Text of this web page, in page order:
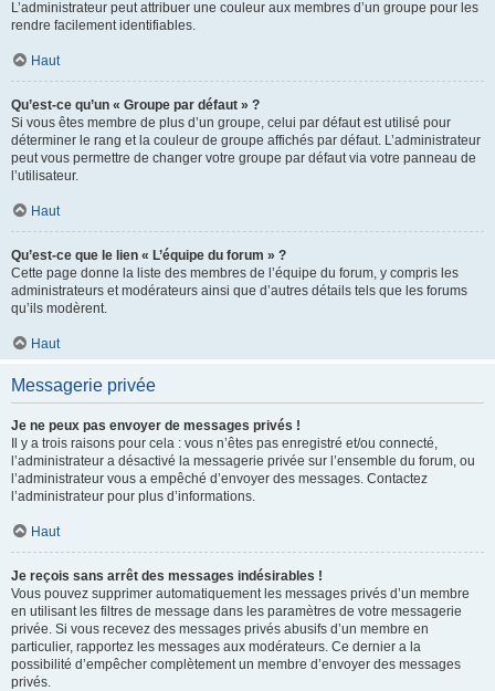
L’administrateur peut attribuer une couleur aux membres d’un groupe pour les
rendre facilement identifiables.
Haut
Qu’est-ce qu’un « Groupe par défaut » ?
Si vous êtes membre de plus d’un groupe, celui par défaut est utilisé pour
déterminer le rang et la couleur de groupe affichés par défaut. L’administrateur
peut vous permettre de changer votre groupe par défaut via votre panneau de
l’utilisateur.
Haut
Qu’est-ce que le lien « L’équipe du forum » ?
Cette page donne la liste des membres de l’équipe du forum, y compris les
administrateurs et modérateurs ainsi que d’autres détails tels que les forums
qu’ils modèrent.
Haut
Messagerie privée
Je ne peux pas envoyer de messages privés !
Il y a trois raisons pour cela : vous n’êtes pas enregistré et/ou connecté,
l’administrateur a désactivé la messagerie privée sur l’ensemble du forum, ou
l’administrateur vous a empêché d’envoyer des messages. Contactez
l’administrateur pour plus d’informations.
Haut
Je reçois sans arrêt des messages indésirables !
Vous pouvez supprimer automatiquement les messages privés d’un membre
en utilisant les filtres de message dans les paramètres de votre messagerie
privée. Si vous recevez des messages privés abusifs d’un membre en
particulier, rapportez les messages aux modérateurs. Ce dernier a la
possibilité d’empêcher complètement un membre d’envoyer des messages
privés.